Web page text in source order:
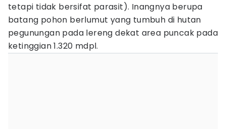
tetapi tidak bersifat parasit). Inangnya berupa
batang pohon berlumut yang tumbuh di hutan
pegunungan pada lereng dekat area puncak pada
ketinggian 1.320 mdpl.